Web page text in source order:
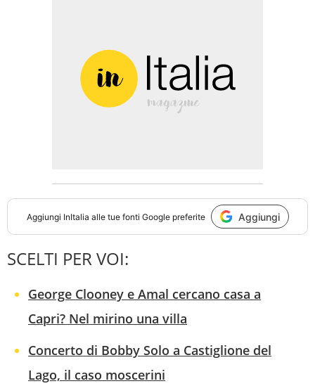
Aggiungi InItalia alle tue fonti Google preferite Aggiungi
SCELTI PER VOI:
George Clooney e Amal cercano casa a
Capri? Nel mirino una villa
Concerto di Bobby Solo a Castiglione del
Lago, il caso moscerini